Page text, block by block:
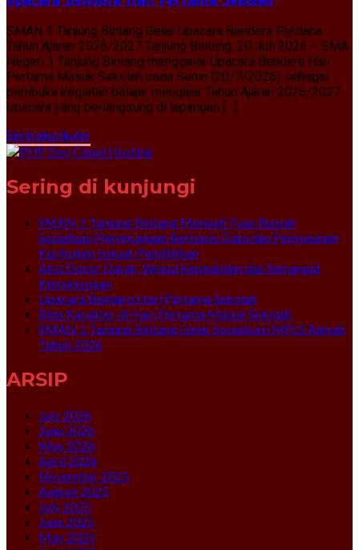
SMAN 1 Tanjung Bintang Gelar Upacara Bendera Perdana
Tahun Ajaran 2026/2027 Tanjung Bintang, 20 Juli 2026 – SMA
Negeri 1 Tanjung Bintang menggelar Upacara Bendera Hari
Pertama Masuk Sekolah pada Senin (20/7/2026) sebagai
pembuka kegiatan belajar mengajar Tahun Ajaran 2026/2027.
Upacara yang berlangsung di lapangan […]
Ekstrakurikuler
Sering di kunjungi
SMAN 1 Tanjung Bintang Menjadi Tuan Rumah
Sosialisasi Perencanaan Berbasis Data dan Penyusunan
Kurikulum Satuan Pendidikan
Aksi Donor Darah, Wujud Kepedulian dan Semangat
Kemanusiaan
Upacara Bendera Hari Pertama Sekolah
Bina Karakter di Hari Pertama Masuk Sekolah
SMAN 1 Tanjung Bintang Gelar Sosialisasi MPLS Ramah
Tahun 2026
ARSIP
July 2026
June 2026
May 2026
April 2026
November 2025
August 2025
July 2025
June 2025
May 2025